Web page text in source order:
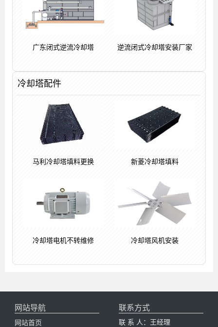
广东闭式逆流冷却塔 逆流闭式冷却塔安装厂家
冷却塔配件
马利冷却塔填料更换 新菱冷却塔填料
冷却塔电机不转维修 冷却塔风机安装
网站导航
网站首页
联系方式
联 系 人：王经理